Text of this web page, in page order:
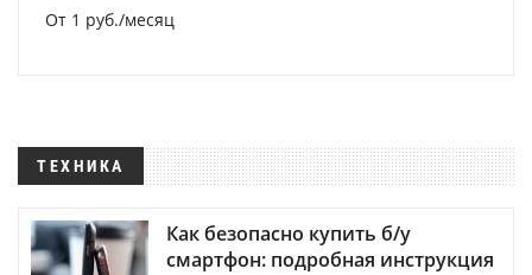
От 1 руб./месяц
ТЕХНИКА
Как безопасно купить б/у
смартфон: подробная инструкция